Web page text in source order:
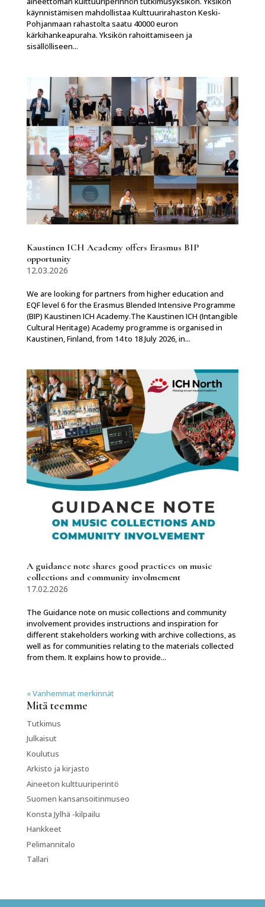
käynnistämisen mahdollistaa Kulttuurirahaston Keski-
Pohjanmaan rahastolta saatu 40000 euron
kärkihankeapuraha. Yksikön rahoittamiseen ja
sisällölliseen...
Kaustinen ICH Academy offers Erasmus BIP
opportunity
12.03.2026
We are looking for partners from higher education and
EQF level 6 for the Erasmus Blended Intensive Programme
(BIP) Kaustinen ICH Academy.The Kaustinen ICH (Intangible
Cultural Heritage) Academy programme is organised in
Kaustinen, Finland, from 14 to 18 July 2026, in...
A guidance note shares good practices on music
collections and community involmement
17.02.2026
The Guidance note on music collections and community
involvement provides instructions and inspiration for
different stakeholders working with archive collections, as
well as for communities relating to the materials collected
from them. It explains how to provide...
« Vanhemmat merkinnät
Mitä teemme
Tutkimus
Julkaisut
Koulutus
Arkisto ja kirjasto
Aineeton kulttuuriperintö
Suomen kansansoitinmuseo
Konsta Jylhä -kilpailu
Hankkeet
Pelimannitalo
Tallari